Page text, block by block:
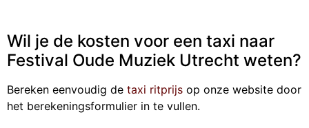
Wil je de kosten voor een taxi naar
Festival Oude Muziek Utrecht weten?
Bereken eenvoudig de taxi ritprijs op onze website door
het berekeningsformulier in te vullen.